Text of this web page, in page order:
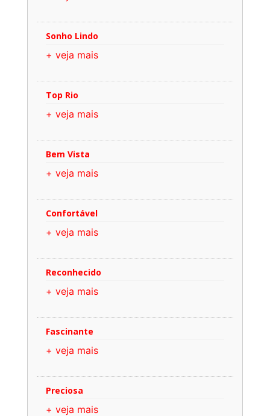
Sonho Lindo
+ veja mais
Top Rio
+ veja mais
Bem Vista
+ veja mais
Confortável
+ veja mais
Reconhecido
+ veja mais
Fascinante
+ veja mais
Preciosa
+ veja mais